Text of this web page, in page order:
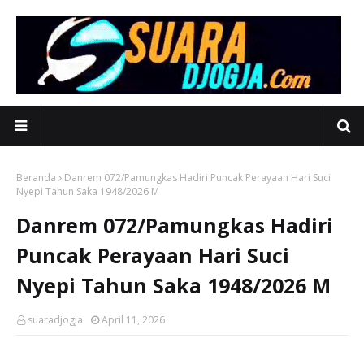
Beranda
Danrem 072/Pamungkas Hadiri Puncak Perayaan Hari Suci
Nyepi Tahun Saka 1948/2026 M
Danrem 072/Pamungkas Hadiri
Puncak Perayaan Hari Suci
Nyepi Tahun Saka 1948/2026 M
suaradjogja April 11, 2026